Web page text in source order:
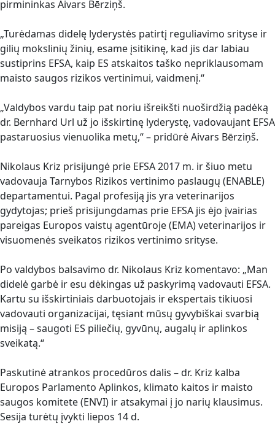
pirmininkas Aivars Bērziņš.
„Turėdamas didelę lyderystės patirtį reguliavimo srityse ir
gilių mokslinių žinių, esame įsitikinę, kad jis dar labiau
sustiprins EFSA, kaip ES atskaitos taško nepriklausomam
maisto saugos rizikos vertinimui, vaidmenį.“
„Valdybos vardu taip pat noriu išreikšti nuoširdžią padėką
dr. Bernhard Url už jo išskirtinę lyderystę, vadovaujant EFSA
pastaruosius vienuolika metų,“ – pridūrė Aivars Bērziņš.
Nikolaus Kriz prisijungė prie EFSA 2017 m. ir šiuo metu
vadovauja Tarnybos Rizikos vertinimo paslaugų (ENABLE)
departamentui. Pagal profesiją jis yra veterinarijos
gydytojas; prieš prisijungdamas prie EFSA jis ėjo įvairias
pareigas Europos vaistų agentūroje (EMA) veterinarijos ir
visuomenės sveikatos rizikos vertinimo srityse.
Po valdybos balsavimo dr. Nikolaus Kriz komentavo: „Man
didelė garbė ir esu dėkingas už paskyrimą vadovauti EFSA.
Kartu su išskirtiniais darbuotojais ir ekspertais tikiuosi
vadovauti organizacijai, tęsiant mūsų gyvybiškai svarbią
misiją – saugoti ES piliečių, gyvūnų, augalų ir aplinkos
sveikatą.“
Paskutinė atrankos procedūros dalis – dr. Kriz kalba
Europos Parlamento Aplinkos, klimato kaitos ir maisto
saugos komitete (ENVI) ir atsakymai į jo narių klausimus.
Sesija turėtų įvykti liepos 14 d.